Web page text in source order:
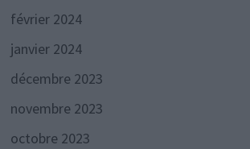
février 2024
janvier 2024
décembre 2023
novembre 2023
octobre 2023